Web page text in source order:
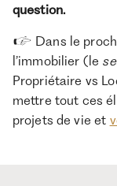
question.
👉 Dans le
l’immobilier (le
Propriétaire vs
mettre tout ces
projets de vie et